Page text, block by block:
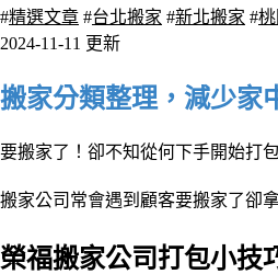
#精選文章 #台北搬家 #新北搬家 #
2024-11-11 更新
搬家分類整理，減少家
要搬家了！卻不知從何下手開始打
搬家公司常會遇到顧客要搬家了卻
榮福搬家公司打包小技